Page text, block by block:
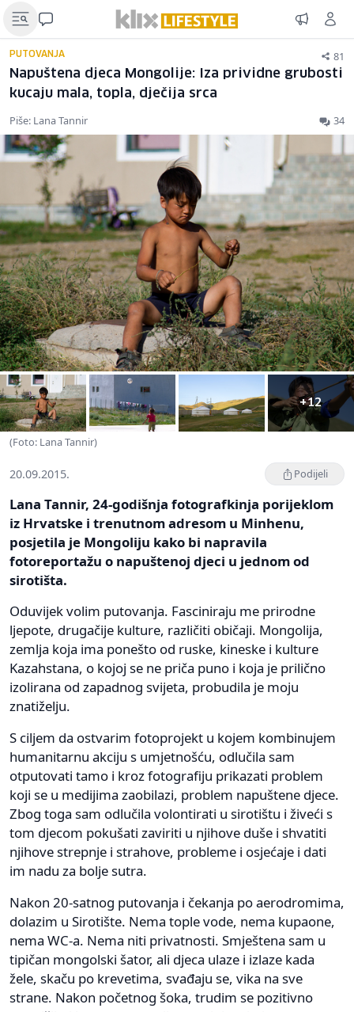
PUTOVANJA 81
Napuštena djeca Mongolije: Iza prividne grubosti
kucaju mala, topla, dječija srca
Piše: Lana Tannir 34
+12
(Foto: Lana Tannir)
20.09.2015. Podijeli
Lana Tannir, 24-godišnja fotografkinja porijeklom
iz Hrvatske i trenutnom adresom u Minhenu,
posjetila je Mongoliju kako bi napravila
fotoreportažu o napuštenoj djeci u jednom od
sirotišta.
Oduvijek volim putovanja. Fasciniraju me prirodne
ljepote, drugačije kulture, različiti običaji. Mongolija,
zemlja koja ima ponešto od ruske, kineske i kulture
Kazahstana, o kojoj se ne priča puno i koja je prilično
izolirana od zapadnog svijeta, probudila je moju
znatiželju.
S ciljem da ostvarim fotoprojekt u kojem kombinujem
humanitarnu akciju s umjetnošću, odlučila sam
otputovati tamo i kroz fotografiju prikazati problem
koji se u medijima zaobilazi, problem napuštene djece.
Zbog toga sam odlučila volontirati u sirotištu i živeći s
tom djecom pokušati zaviriti u njihove duše i shvatiti
njihove strepnje i strahove, probleme i osjećaje i dati
im nadu za bolje sutra.
Nakon 20-satnog putovanja i čekanja po aerodromima,
dolazim u Sirotište. Nema tople vode, nema kupaone,
nema WC-a. Nema niti privatnosti. Smještena sam u
tipičan mongolski šator, ali djeca ulaze i izlaze kada
žele, skaču po krevetima, svađaju se, vika na sve
strane. Nakon početnog šoka, trudim se pozitivno